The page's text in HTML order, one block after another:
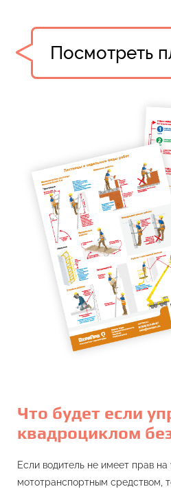
Посмотреть
Что будет если
квадроциклом
Если водитель не имеет прав
мототранспортным средством,